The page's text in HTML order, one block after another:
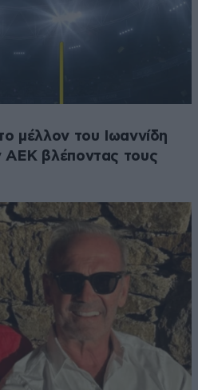
μέλλον του Ιωαννίδη
ΑΕΚ βλέποντας τους